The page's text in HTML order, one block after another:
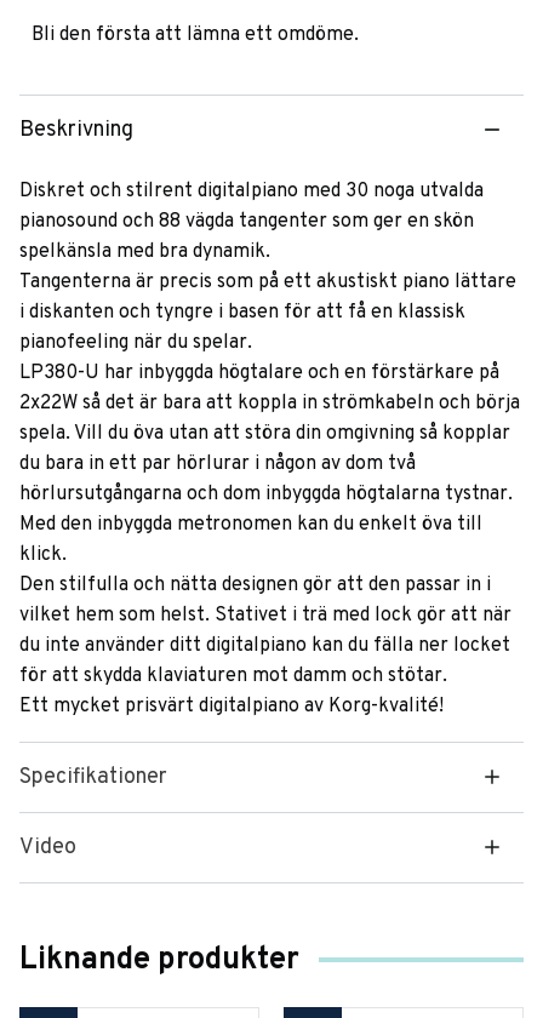
Bli den första att lämna ett omdöme.
Beskrivning
Diskret och stilrent digitalpiano med 30 noga utvalda
pianosound och 88 vägda tangenter som ger en skön
spelkänsla med bra dynamik.
Tangenterna är precis som på ett akustiskt piano lättare
i diskanten och tyngre i basen för att få en klassisk
pianofeeling när du spelar.
LP380-U har inbyggda högtalare och en förstärkare på
2x22W så det är bara att koppla in strömkabeln och börja
spela. Vill du öva utan att störa din omgivning så kopplar
du bara in ett par hörlurar i någon av dom två
hörlursutgångarna och dom inbyggda högtalarna tystnar.
Med den inbyggda metronomen kan du enkelt öva till
klick.
Den stilfulla och nätta designen gör att den passar in i
vilket hem som helst. Stativet i trä med lock gör att när
du inte använder ditt digitalpiano kan du fälla ner locket
för att skydda klaviaturen mot damm och stötar.
Ett mycket prisvärt digitalpiano av Korg-kvalité!
Specifikationer
Video
Liknande produkter